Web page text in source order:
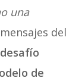
una
del
de